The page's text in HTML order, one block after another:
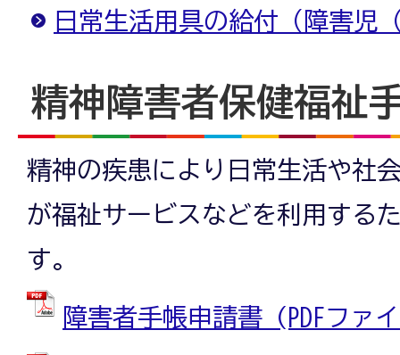
日常生活用具の給付（障害児
精神障害者保健福祉
精神の疾患により日常生活や社
が福祉サービスなどを利用する
す。
障害者手帳申請書 (PDFファ